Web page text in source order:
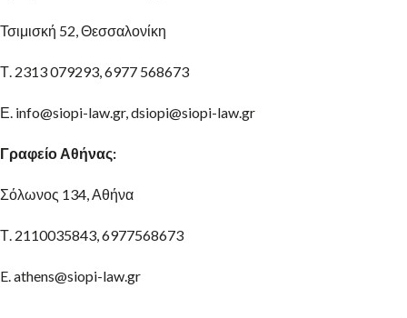
Τσιμισκή 52, Θεσσαλονίκη
Τ. 2313 079293, 6977 568673
Ε. info@siopi-law.gr, dsiopi@siopi-law.gr
Γραφείο Αθήνας:
Σόλωνος 134, Αθήνα
Τ. 2110035843, 6977568673
E. athens@siopi-law.gr